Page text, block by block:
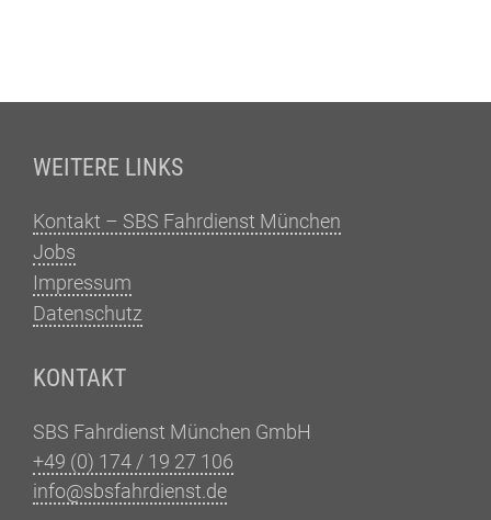
WEITERE LINKS
Kontakt – SBS Fahrdienst München
Jobs
Impressum
Datenschutz
KONTAKT
SBS Fahrdienst München GmbH
+49 (0) 174 / 19 27 106
info@sbsfahrdienst.de